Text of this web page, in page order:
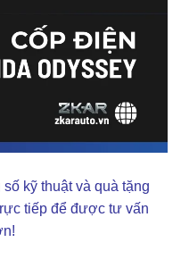
kỹ thuật và quà tặng
tiếp để được tư vấn